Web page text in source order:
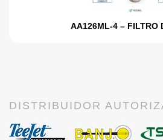
AA126ML-4 – FILTRO
DISTRIBUIDOR